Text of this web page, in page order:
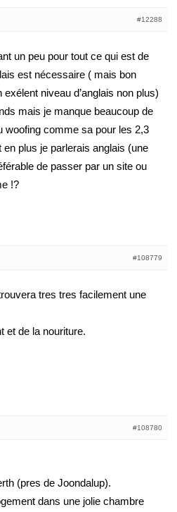
#12288
un peu pour tout ce qui est de
est nécessaire ( mais bon
niveau d’anglais non plus)
mais je manque beaucoup de
woofing comme sa pour les 2,3
plus je parlerais anglais (une
de passer par un site ou
!?
#108779
tres tres facilement une
et de la nouriture.
#108780
(pres de Joondalup).
dans une jolie chambre